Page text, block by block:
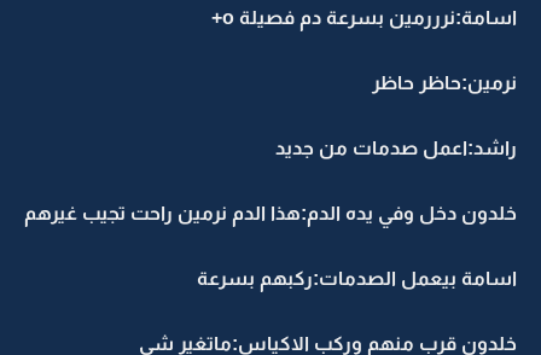
اسامة:نرررمين بسرعة دم فصيلة o+
نرمين:حاظر حاظر
راشد:اعمل صدمات من جديد
خلدون دخل وفي يده الدم:هذا الدم نرمين راحت تجيب غيرهم
اسامة بيعمل الصدمات:ركبهم بسرعة
خلدون قرب منهم وركب الاكياس:ماتغير شي